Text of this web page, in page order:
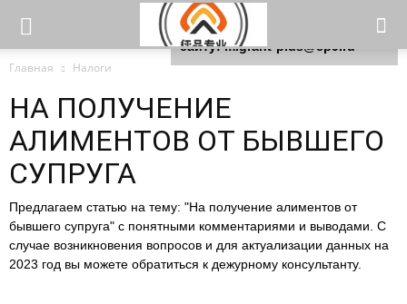
Главная Налоги
НА ПОЛУЧЕНИЕ
АЛИМЕНТОВ ОТ БЫВШЕГО
СУПРУГА
Предлагаем статью на тему: "На получение алиментов от
бывшего супруга" с понятными комментариями и выводами. С
случае возникновения вопросов и для актуализации данных на
2023 год вы можете обратиться к дежурному консультанту.
Для любых предложений по
сайту: migrant-plus@cp9.ru